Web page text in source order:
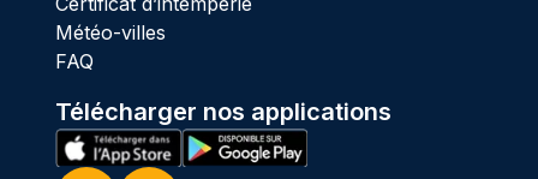
Météo-villes
FAQ
Télécharger nos applications